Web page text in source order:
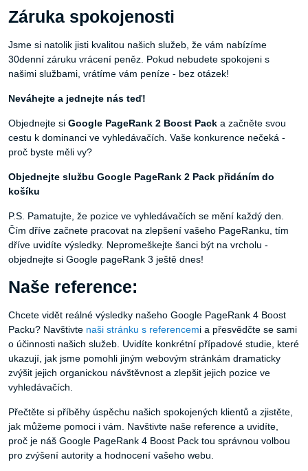
Záruka spokojenosti
Jsme si natolik jisti kvalitou našich služeb, že vám nabízíme
30denní záruku vrácení peněz. Pokud nebudete spokojeni s
našimi službami, vrátíme vám peníze - bez otázek!
Neváhejte a jednejte nás teď!
Objednejte si Google PageRank 2 Boost Pack a začněte svou
cestu k dominanci ve vyhledávačích. Vaše konkurence nečeká -
proč byste měli vy?
Objednejte službu Google PageRank 2 Pack přidáním do
košíku
P.S. Pamatujte, že pozice ve vyhledávačích se mění každý den.
Čím dříve začnete pracovat na zlepšení vašeho PageRanku, tím
dříve uvidíte výsledky. Nepromeškejte šanci být na vrcholu -
objednejte si Google pageRank 3 ještě dnes!
Naše reference:
Chcete vidět reálné výsledky našeho Google PageRank 4 Boost
Packu? Navštivte naši stránku s referencemi a přesvědčte se sami
o účinnosti našich služeb. Uvidíte konkrétní případové studie, které
ukazují, jak jsme pomohli jiným webovým stránkám dramaticky
zvýšit jejich organickou návštěvnost a zlepšit jejich pozice ve
vyhledávačích.
Přečtěte si příběhy úspěchu našich spokojených klientů a zjistěte,
jak můžeme pomoci i vám. Navštivte naše reference a uvidíte,
proč je náš Google PageRank 4 Boost Pack tou správnou volbou
pro zvýšení autority a hodnocení vašeho webu.